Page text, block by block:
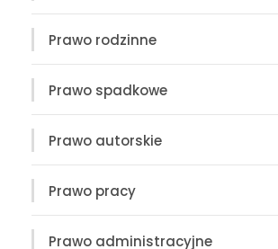
Prawo rodzinne
Prawo spadkowe
Prawo autorskie
Prawo pracy
Prawo administracyjne